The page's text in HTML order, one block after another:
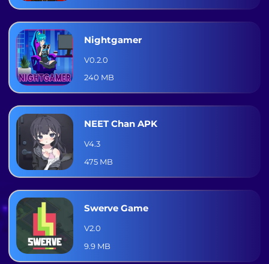
Nightgamer
V0.2.0
240 MB
NEET Chan APK
V4.3
475 MB
Swerve Game
V2.0
9.9 MB